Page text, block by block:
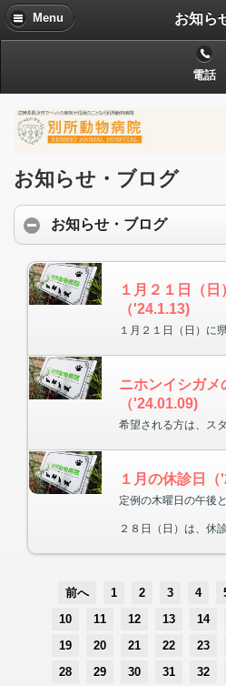
Menu お知ら
電話
お知らせ・ブログ
お知らせ・ブログ
１月２１日（
（'24.1.13)
ニホンイシガ
（'24.01.09)
希望される方は、ス
１月の休診日（
定例の木曜日の午後
２８日（日）は、休
前へ 1 2 3 4
10
11 12 13 14
19
20 21 22 23
28
29 30 31 32